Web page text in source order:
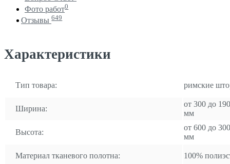
Фото работ0
Отзывы 649
Характеристики
Тип товара: римские
Ширина:
от 300 до
мм
Высота:
от 600 до
мм
Материал тканевого полотна: 100%